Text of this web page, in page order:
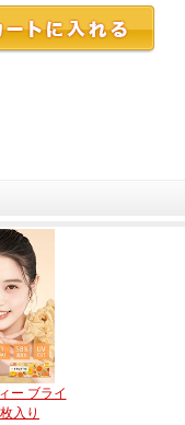
ー ブライ
入り